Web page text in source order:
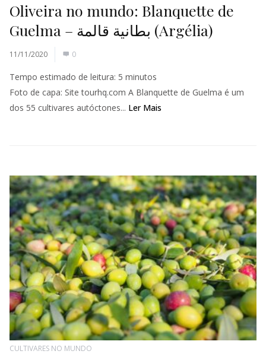
Oliveira no mundo: Blanquette de
Guelma – بطانية قالمة (Argélia)
11/11/2020 0
Tempo estimado de leitura: 5 minutos
Foto de capa: Site tourhq.com A Blanquette de Guelma é um
dos 55 cultivares autóctones... Ler Mais
CULTIVARES NO MUNDO